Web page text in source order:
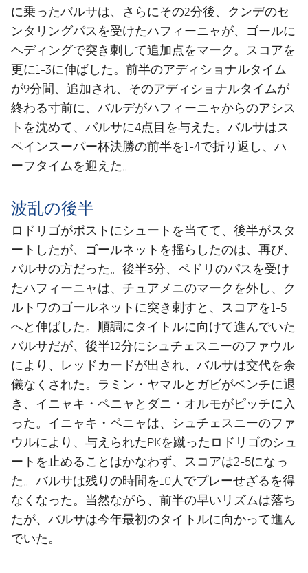
に乗ったバルサは、さらにその2分後、クンデのセ
ンタリングパスを受けたハフィーニャが、ゴールに
ヘディングで突き刺して追加点をマーク。スコアを
更に1-3に伸ばした。前半のアディショナルタイム
が9分間、追加され、そのアディショナルタイムが
終わる寸前に、バルデがハフィーニャからのアシス
トを沈めて、バルサに4点目を与えた。バルサはス
ペインスーパー杯決勝の前半を1-4で折り返し、ハ
ーフタイムを迎えた。
波乱の後半
ロドリゴがポストにシュートを当てて、後半がスタ
ートしたが、ゴールネットを揺らしたのは、再び、
バルサの方だった。後半3分、ペドリのパスを受け
たハフィーニャは、チュアメニのマークを外し、ク
ルトワのゴールネットに突き刺すと、スコアを1-5
へと伸ばした。順調にタイトルに向けて進んでいた
バルサだが、後半12分にシュチェスニーのファウル
により、レッドカードが出され、バルサは交代を余
儀なくされた。ラミン・ヤマルとガビがベンチに退
き、イニャキ・ペニャとダニ・オルモがピッチに入
った。イニャキ・ペニャは、シュチェスニーのファ
ウルにより、与えられたPKを蹴ったロドリゴのシュ
ートを止めることはかなわず、スコアは2-5になっ
た。バルサは残りの時間を10人でプレーせざるを得
なくなった。当然ながら、前半の早いリズムは落ち
たが、バルサは今年最初のタイトルに向かって進ん
でいた。